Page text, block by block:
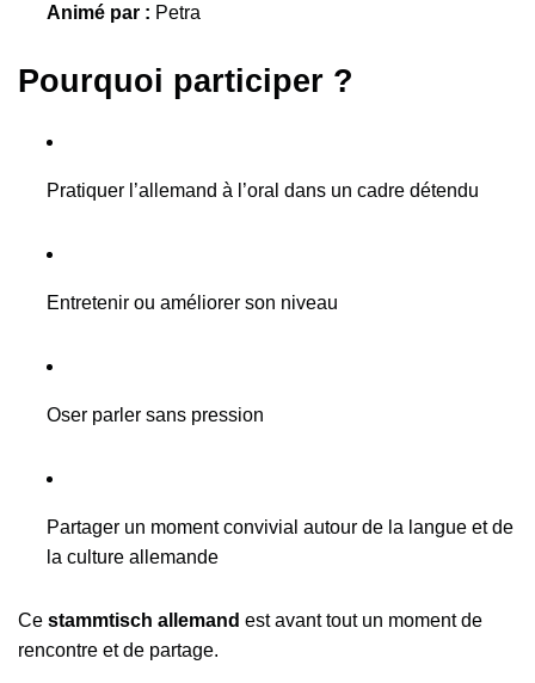
Animé par : Petra
Pourquoi participer ?
Pratiquer l’allemand à l’oral dans un cadre détendu
Entretenir ou améliorer son niveau
Oser parler sans pression
Partager un moment convivial autour de la langue et de
la culture allemande
Ce stammtisch allemand est avant tout un moment de
rencontre et de partage.